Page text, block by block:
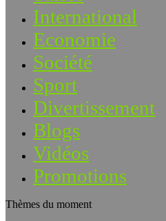
International
Economie
Société
Sport
Divertissement
Blogs
Vidéos
Promotions
Thèmes du moment